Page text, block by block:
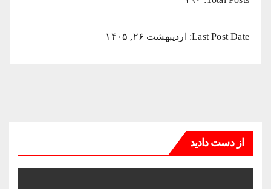
Last Post Date: اردیبهشت ۲۶, ۱۴۰۵
از دست دادید